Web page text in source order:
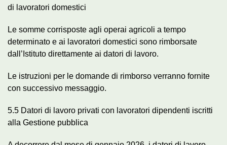
di lavoratori domestici
Le somme corrisposte agli operai agricoli a tempo
determinato e ai lavoratori domestici sono rimborsate
dall’Istituto direttamente ai datori di lavoro.
Le istruzioni per le domande di rimborso verranno fornite
con successivo messaggio.
5.5 Datori di lavoro privati con lavoratori dipendenti iscritti
alla Gestione pubblica